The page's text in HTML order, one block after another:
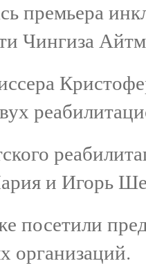
премьера
Чингиза
и Игорь
посетили
организаций.